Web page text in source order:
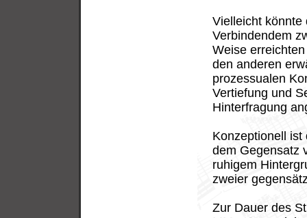
Vielleicht könnte
Verbindendem
Weise
den anderen
prozessualen
Vertiefung und
Hinterfragung
Konzeptionell
dem Gegensatz
ruhigem
zweier
Zur Dauer des